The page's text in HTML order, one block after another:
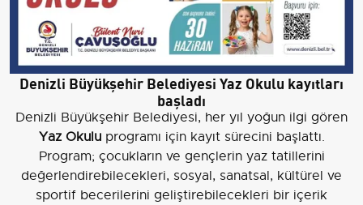
Denizli Büyükşehir Belediyesi Yaz Okulu kayıtları
başladı
Denizli Büyükşehir Belediyesi, her yıl yoğun ilgi gören
Yaz Okuluprogramı için kayıt sürecini başlattı.
Program; çocukların ve gençlerin yaz tatillerini
değerlendirebilecekleri, sosyal, sanatsal, kültürel ve
sportif becerilerini geliştirebilecekleri bir içerik